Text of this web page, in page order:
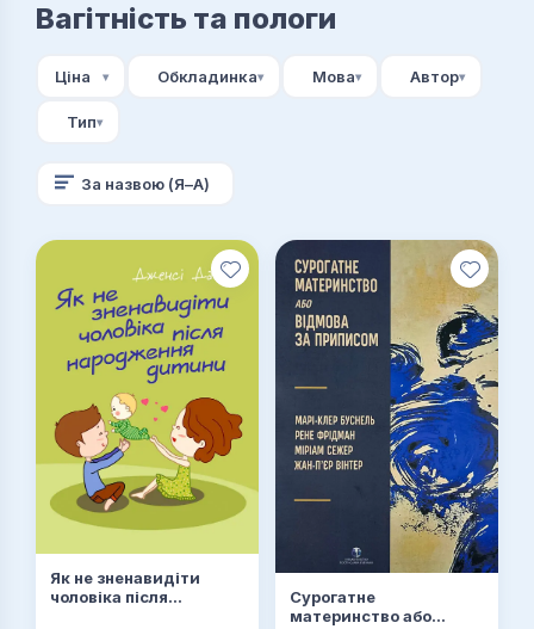
Вагітність та пологи
Ціна Обкладинка Мова Автор
Тип
За назвою (Я–А)
Як не зненавидіти
чоловіка після
Сурогатне
материнство або